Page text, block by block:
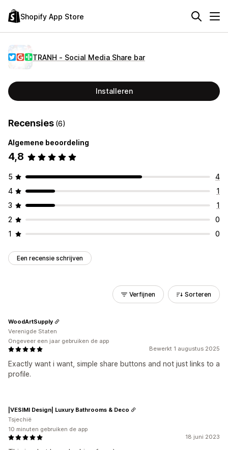
Shopify App Store
TRANH ‑ Social Media Share bar
Installeren
Recensies (6)
Algemene beoordeling
4,8
5
4
4
1
3
1
2
0
1
0
Een recensie schrijven
Verfijnen Sorteren
Bewerkt 1 augustus 2025
Exactly want i want, simple share buttons and not just links to a
profile.
WoodArtSupply
Verenigde Staten
Ongeveer een jaar gebruiken de app
18 juni 2023
|VESIMI Design| Luxury Bathrooms & Deco
Tsjechië
10 minuten gebruiken de app